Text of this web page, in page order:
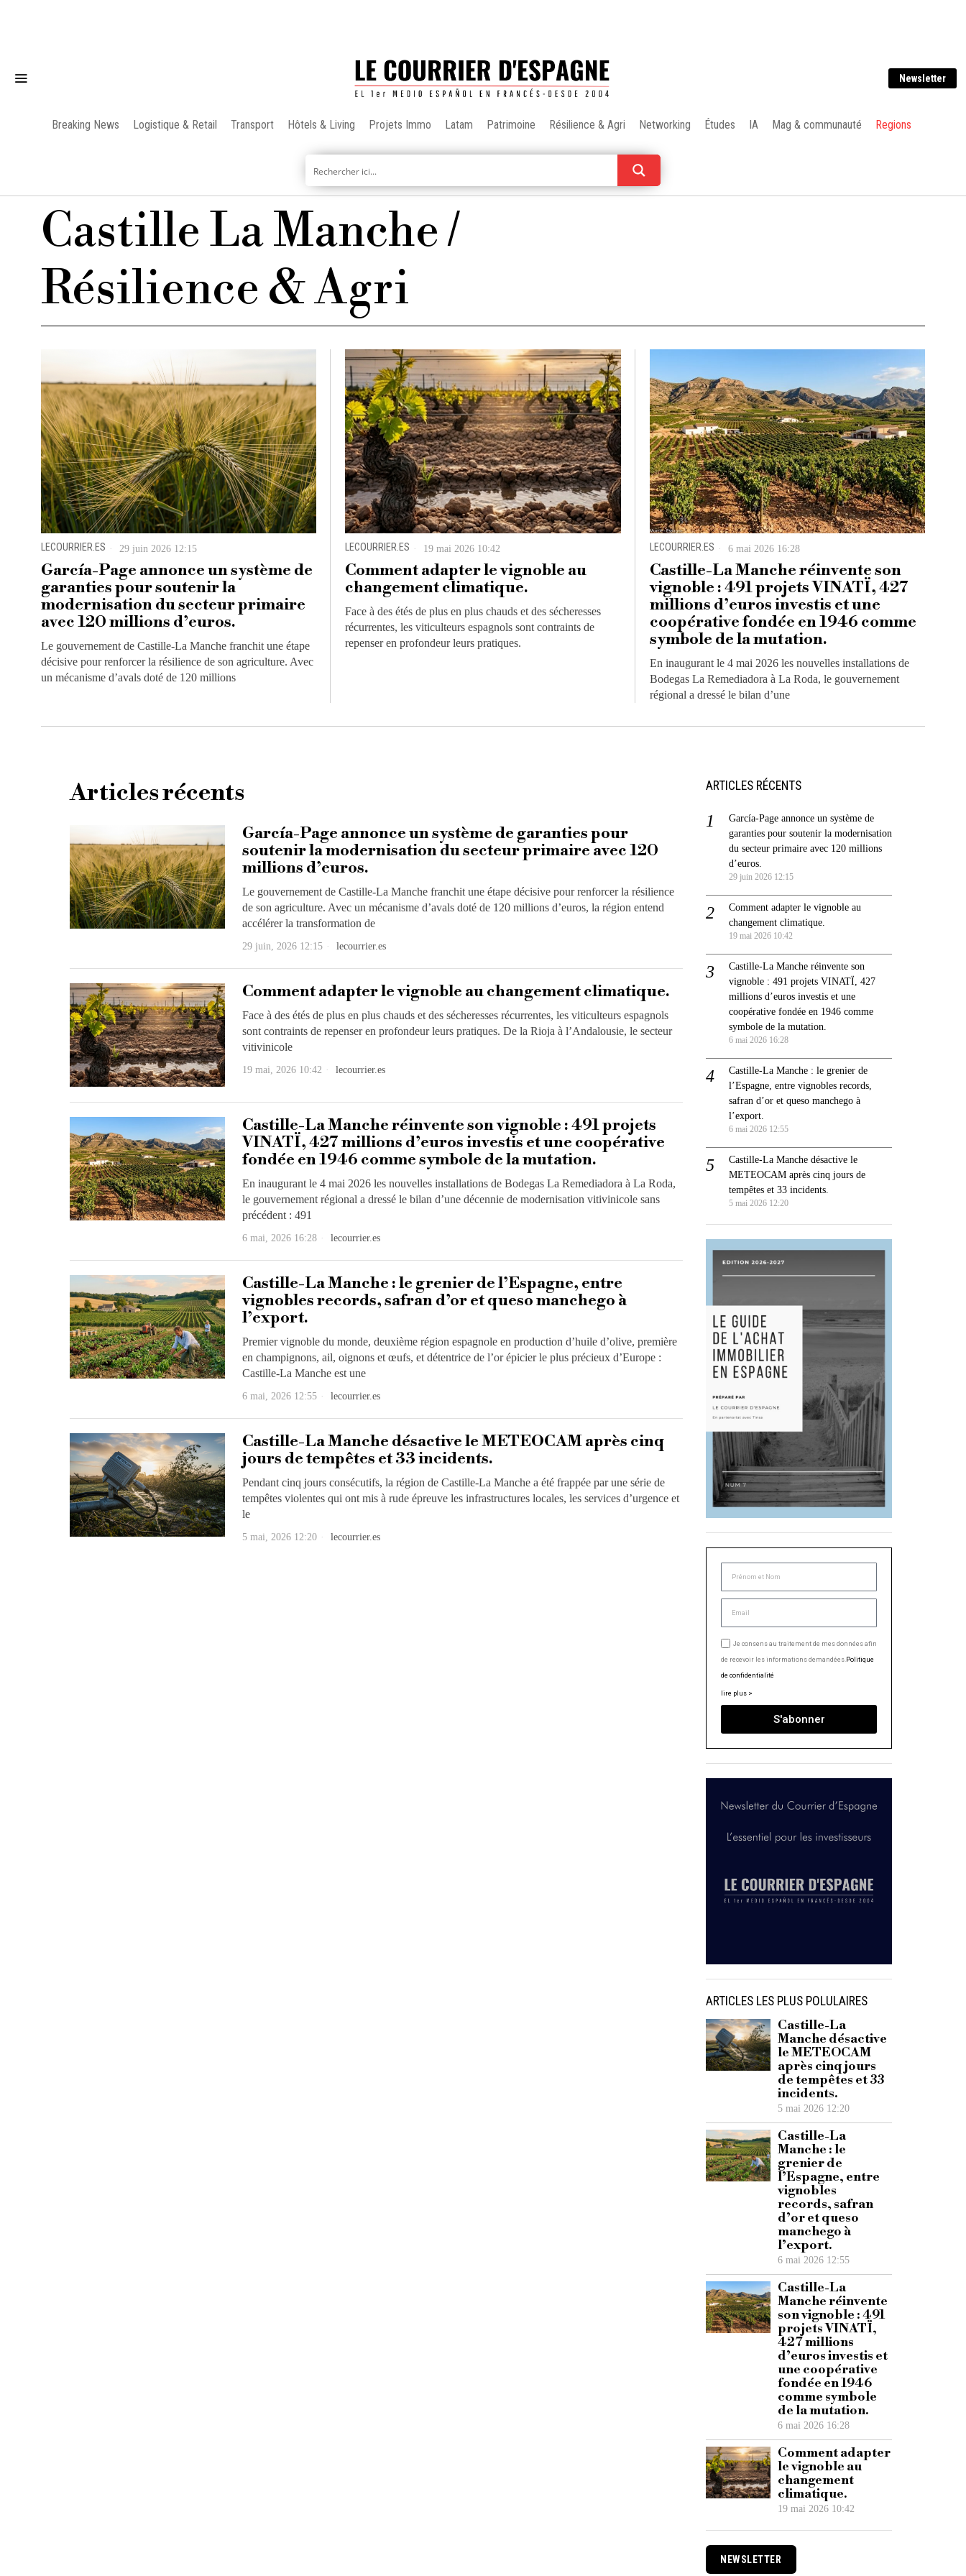
Newsletter
Breaking News Logistique & Retail Transport Hôtels & Living Projets Immo Latam Patrimoine Résilience & Agri Networking Études IA Mag & communauté Regions
Castille La Manche /
Résilience & Agri
LECOURRIER.ES 29 juin 2026 12:15
García-Page annonce un système de
garanties pour soutenir la
modernisation du secteur primaire
avec 120 millions d’euros.
Le gouvernement de Castille-La Manche franchit une étape
décisive pour renforcer la résilience de son agriculture. Avec
un mécanisme d’avals doté de 120 millions
LECOURRIER.ES 19 mai 2026 10:42
Comment adapter le vignoble au
changement climatique.
Face à des étés de plus en plus chauds et des sécheresses
récurrentes, les viticulteurs espagnols sont contraints de
repenser en profondeur leurs pratiques.
LECOURRIER.ES 6 mai 2026 16:28
Castille-La Manche réinvente son
vignoble : 491 projets VINATÏ, 427
millions d’euros investis et une
coopérative fondée en 1946 comme
symbole de la mutation.
En inaugurant le 4 mai 2026 les nouvelles installations de
Bodegas La Remediadora à La Roda, le gouvernement
régional a dressé le bilan d’une
Articles récents
García-Page annonce un système de garanties pour
soutenir la modernisation du secteur primaire avec 120
millions d’euros.
Le gouvernement de Castille-La Manche franchit une étape décisive pour renforcer la résilience
de son agriculture. Avec un mécanisme d’avals doté de 120 millions d’euros, la région entend
accélérer la transformation de
29 juin, 2026 12:15 lecourrier.es
Comment adapter le vignoble au changement climatique.
Face à des étés de plus en plus chauds et des sécheresses récurrentes, les viticulteurs espagnols
sont contraints de repenser en profondeur leurs pratiques. De la Rioja à l’Andalousie, le secteur
vitivinicole
19 mai, 2026 10:42 lecourrier.es
Castille-La Manche réinvente son vignoble : 491 projets
VINATÏ, 427 millions d’euros investis et une coopérative
fondée en 1946 comme symbole de la mutation.
En inaugurant le 4 mai 2026 les nouvelles installations de Bodegas La Remediadora à La Roda,
le gouvernement régional a dressé le bilan d’une décennie de modernisation vitivinicole sans
précédent : 491
6 mai, 2026 16:28 lecourrier.es
Castille-La Manche : le grenier de l’Espagne, entre
vignobles records, safran d’or et queso manchego à
l’export.
Premier vignoble du monde, deuxième région espagnole en production d’huile d’olive, première
en champignons, ail, oignons et œufs, et détentrice de l’or épicier le plus précieux d’Europe :
Castille-La Manche est une
6 mai, 2026 12:55 lecourrier.es
Castille-La Manche désactive le METEOCAM après cinq
jours de tempêtes et 33 incidents.
Pendant cinq jours consécutifs, la région de Castille-La Manche a été frappée par une série de
tempêtes violentes qui ont mis à rude épreuve les infrastructures locales, les services d’urgence et
le
5 mai, 2026 12:20 lecourrier.es
ARTICLES RÉCENTS
García-Page annonce un système de
garanties pour soutenir la modernisation
du secteur primaire avec 120 millions
d’euros.
29 juin 2026 12:15
Comment adapter le vignoble au
changement climatique.
19 mai 2026 10:42
Castille-La Manche réinvente son
vignoble : 491 projets VINATÏ, 427
millions d’euros investis et une
coopérative fondée en 1946 comme
symbole de la mutation.
6 mai 2026 16:28
Castille-La Manche : le grenier de
l’Espagne, entre vignobles records,
safran d’or et queso manchego à
l’export.
6 mai 2026 12:55
Castille-La Manche désactive le
METEOCAM après cinq jours de
tempêtes et 33 incidents.
5 mai 2026 12:20
Je consens au traitement de mes données afin
de recevoir les informations demandées.Politique
de confidentialité
lire plus >
S'abonner
ARTICLES LES PLUS POLULAIRES
Castille-La
Manche désactive
le METEOCAM
après cinq jours
de tempêtes et 33
incidents.
5 mai 2026 12:20
Castille-La
Manche : le
grenier de
l’Espagne, entre
vignobles
records, safran
d’or et queso
manchego à
l’export.
6 mai 2026 12:55
Castille-La
Manche réinvente
son vignoble : 491
projets VINATÏ,
427 millions
d’euros investis et
une coopérative
fondée en 1946
comme symbole
de la mutation.
6 mai 2026 16:28
Comment adapter
le vignoble au
changement
climatique.
19 mai 2026 10:42
NEWSLETTER